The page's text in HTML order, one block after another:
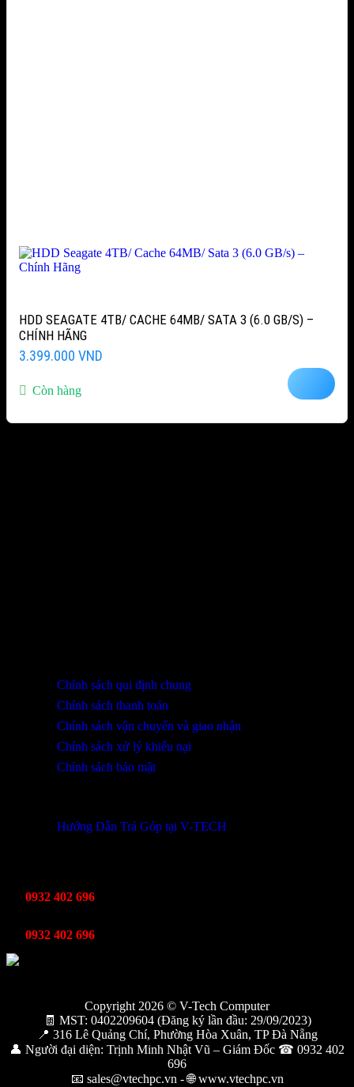
HDD SEAGATE 4TB/ CACHE 64MB/ SATA 3 (6.0 GB/S) –
CHÍNH HÃNG
3.399.000 VND
Còn hàng
Chính sách qui định chung
Chính sách thanh toán
Chính sách vận chuyển và giao nhận
Chính sách xử lý khiếu nại
Chính sách bảo mật
Hướng Dẫn Trả Góp tại V-TECH
0932 402 696
0932 402 696
Copyright 2026 © V-Tech Computer
🧾 MST: 0402209604 (Đăng ký lần đầu: 29/09/2023)
📍 316 Lê Quảng Chí, Phường Hòa Xuân, TP Đà Nẵng
👤 Người đại diện: Trịnh Minh Nhật Vũ – Giám Đốc ☎ 0932 402
696
📧 sales@vtechpc.vn - 🌐 www.vtechpc.vn